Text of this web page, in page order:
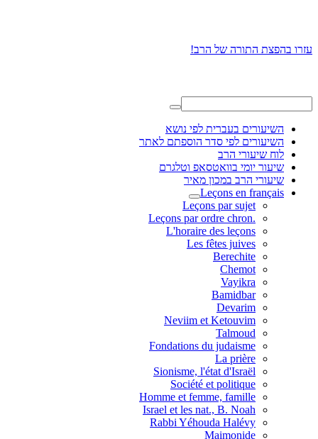
עזרו בהפצת התורה של הרב!
השיעורים בעברית לפי נושא
השיעורים לפי סדר הוספתם לאתר
לוח שיעורי הרב
שיעור יומי בוואטסאפ וטלגרם
שיעורי הרב במכון מאיר
Leçons en français
Leçons par sujet
.Leçons par ordre chron
L'horaire des leçons
Les fêtes juives
Berechite
Chemot
Vayikra
Bamidbar
Devarim
Neviim et Ketouvim
Talmoud
Fondations du judaisme
La prière
Sionisme, l'état d'Israël
Société et politique
Homme et femme, famille
Israel et les nat., B. Noah
Rabbi Yéhouda Halévy
Maimonide